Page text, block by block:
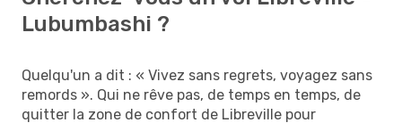
Lubumbashi ?
Quelqu'un a dit : « Vivez sans regrets, voyagez sans
remords ». Qui ne rêve pas, de temps en temps, de
quitter la zone de confort de Libreville pour